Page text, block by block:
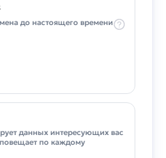
до настоящего времени
данных интересующих вас
по каждому